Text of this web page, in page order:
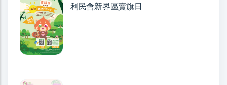
利民會新界區賣旗日